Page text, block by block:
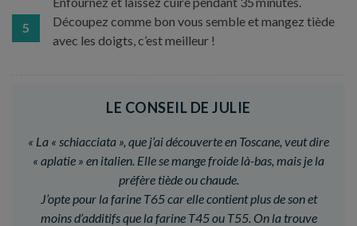
5
Découpez comme bon vous semble et mangez tiède
avec les doigts, c’est meilleur !
LE CONSEIL DE JULIE
« La « schiacciata », que j’ai découverte en Toscane, veut dire
« aplatie » en italien. Elle se mange froide là-bas, mais je la
préfère tiède ou chaude.
J’opte pour la farine T65 car elle contient plus de son et
moins d’additifs que la farine T45 ou T55. On la trouve